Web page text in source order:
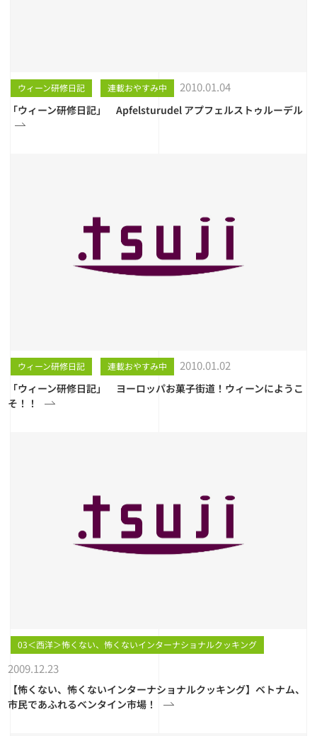
ウィーン研修日記 連載おやすみ中 2010.01.04
「ウィーン研修日記」 Apfelsturudel アプフェルストゥルーデル
ウィーン研修日記 連載おやすみ中 2010.01.02
「ウィーン研修日記」 ヨーロッパお菓子街道！ウィーンにようこ
そ！！
03＜西洋＞怖くない、怖くないインターナショナルクッキング
2009.12.23
【怖くない、怖くないインターナショナルクッキング】ベトナム、
市民であふれるベンタイン市場！